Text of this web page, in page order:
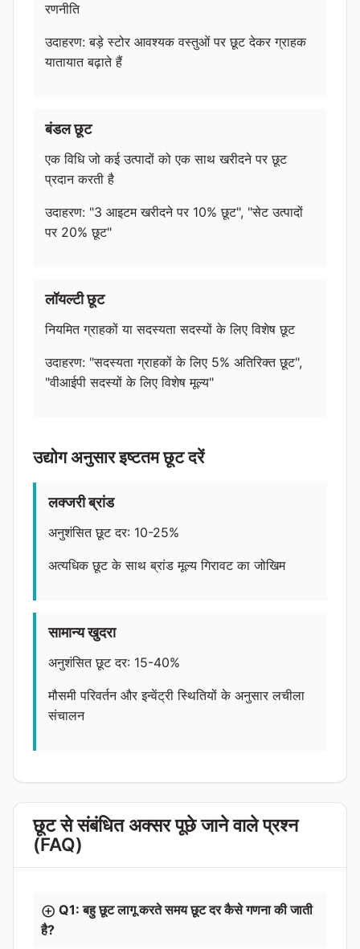
रणनीति
उदाहरण: बड़े स्टोर आवश्यक वस्तुओं पर छूट देकर ग्राहक
यातायात बढ़ाते हैं
बंडल छूट
एक विधि जो कई उत्पादों को एक साथ खरीदने पर छूट
प्रदान करती है
उदाहरण: "3 आइटम खरीदने पर 10% छूट", "सेट उत्पादों
पर 20% छूट"
लॉयल्टी छूट
नियमित ग्राहकों या सदस्यता सदस्यों के लिए विशेष छूट
उदाहरण: "सदस्यता ग्राहकों के लिए 5% अतिरिक्त छूट",
"वीआईपी सदस्यों के लिए विशेष मूल्य"
उद्योग अनुसार इष्टतम छूट दरें
लक्जरी ब्रांड
अनुशंसित छूट दर: 10-25%
अत्यधिक छूट के साथ ब्रांड मूल्य गिरावट का जोखिम
सामान्य खुदरा
अनुशंसित छूट दर: 15-40%
मौसमी परिवर्तन और इन्वेंट्री स्थितियों के अनुसार लचीला
संचालन
छूट से संबंधित अक्सर पूछे जाने वाले प्रश्न
(FAQ)
Q1: बहु छूट लागू करते समय छूट दर कैसे गणना की जाती
है?